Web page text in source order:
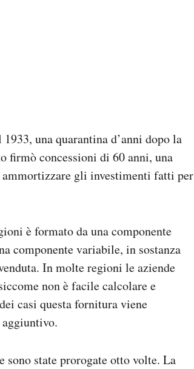
una quarantina d’anni dopo la
firmò concessioni di 60 anni, una
gli investimenti fatti per
è formato da una componente
componente variabile, in sostanza
In molte regioni le aziende
non è facile calcolare e
casi questa fornitura viene
aggiuntivo.
state prorogate otto volte. La